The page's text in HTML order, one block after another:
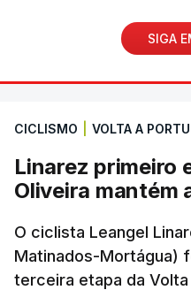
SIGA
CICLISMO VOLTA A
Linarez primeiro
Oliveira mantém
O ciclista Leangel
Matinados-Mortágua)
terceira etapa da